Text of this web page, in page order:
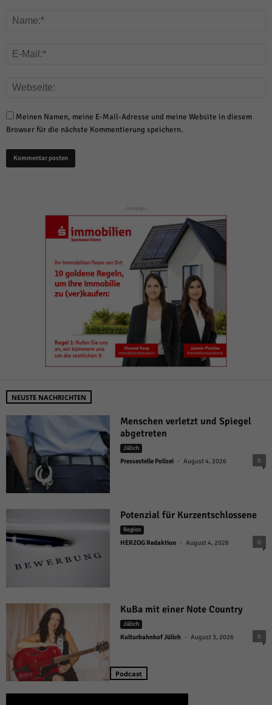
Meinen Namen, meine E-Mail-Adresse und meine Website in diesem
Browser für die nächste Kommentierung speichern.
- Anzeige -
NEUSTE NACHRICHTEN
Menschen verletzt und Spiegel
abgetreten
Jülich
Pressestelle Polizei - August 4, 2026 0
Potenzial für Kurzentschlossene
Region
HERZOG Redaktion - August 4, 2026 0
KuBa mit einer Note Country
Jülich
Kulturbahnhof Jülich - August 3, 2026 0
Podcast